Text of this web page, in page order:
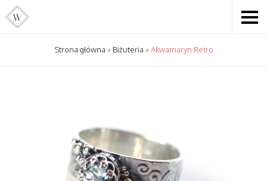
Strona główna » Biżuteria »Akwamaryn Retro